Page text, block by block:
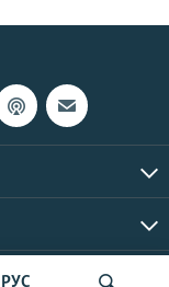
РУС
права застережено.